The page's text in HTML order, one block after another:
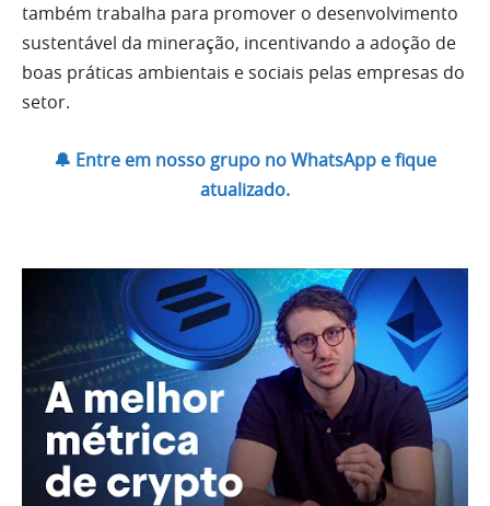
também trabalha para promover o desenvolvimento
sustentável da mineração, incentivando a adoção de
boas práticas ambientais e sociais pelas empresas do
setor.
🔔 Entre em nosso grupo no WhatsApp e fique
atualizado.